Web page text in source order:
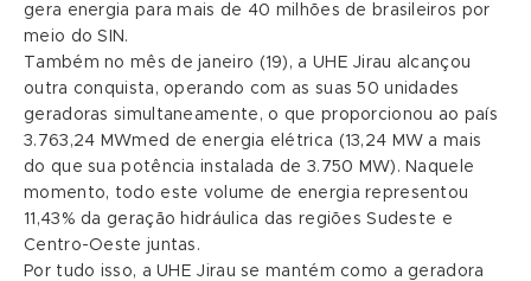
gera energia para mais de 40 milhões de brasileiros por
meio do SIN.
Também no mês de janeiro (19), a UHE Jirau alcançou
outra conquista, operando com as suas 50 unidades
geradoras simultaneamente, o que proporcionou ao país
3.763,24 MWmed de energia elétrica (13,24 MW a mais
do que sua potência instalada de 3.750 MW). Naquele
momento, todo este volume de energia representou
11,43% da geração hidráulica das regiões Sudeste e
Centro-Oeste juntas.
Por tudo isso, a UHE Jirau se mantém como a geradora